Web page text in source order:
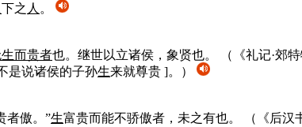
下之 人 。
生而贵者也。继世以立诸侯，象贤也。 （《礼记·郊特
是说诸侯的子孙生来就尊贵 ]。）
者傲。”生富贵而能不骄傲者，未之有也。 （《后汉